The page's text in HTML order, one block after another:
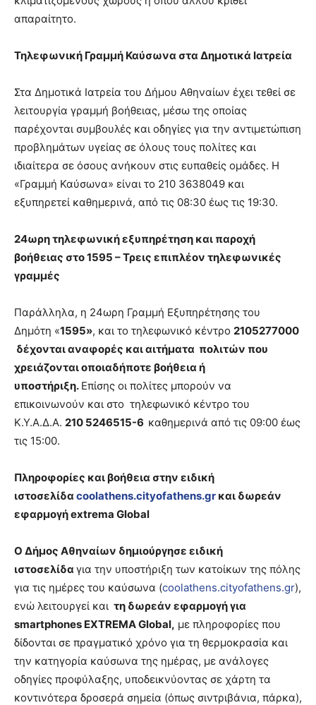
απαραίτητο.
Τηλεφωνική Γραμμή Καύσωνα στα Δημοτικά Ιατρεία
Στα Δημοτικά Ιατρεία του Δήμου Αθηναίων έχει τεθεί σε
λειτουργία γραμμή βοήθειας, μέσω της οποίας
παρέχονται συμβουλές και οδηγίες για την αντιμετώπιση
προβλημάτων υγείας σε όλους τους πολίτες και
ιδιαίτερα σε όσους ανήκουν στις ευπαθείς ομάδες. Η
«Γραμμή Καύσωνα» είναι το 210 3638049 και
εξυπηρετεί καθημερινά, από τις 08:30 έως τις 19:30.
24ωρη τηλεφωνική εξυπηρέτηση και παροχή
βοήθειας στο 1595 – Τρεις επιπλέον τηλεφωνικές
γραμμές
Παράλληλα, η 24ωρη Γραμμή Εξυπηρέτησης του
Δημότη «1595», και το τηλεφωνικό κέντρο 2105277000
δέχονται αναφορές και αιτήματα πολιτών που
χρειάζονται οποιαδήποτε βοήθεια ή
υποστήριξη. Επίσης οι πολίτες μπορούν να
επικοινωνούν και στο τηλεφωνικό κέντρο του
Κ.Υ.Α.Δ.Α. 210 5246515-6 καθημερινά από τις 09:00 έως
τις 15:00.
Πληροφορίες και βοήθεια στην ειδική
ιστοσελίδα coolathens.cityofathens.gr και δωρεάν
εφαρμογήextrema Global
Ο Δήμος Αθηναίων δημιούργησε ειδική
ιστοσελίδα για την υποστήριξη των κατοίκων της πόλης
για τις ημέρες του καύσωνα (coolathens.cityofathens.gr),
ενώ λειτουργεί και τη δωρεάν εφαρμογή για
smartphones EXTREMA Global, με πληροφορίες που
δίδονται σε πραγματικό χρόνο για τη θερμοκρασία και
την κατηγορία καύσωνα της ημέρας, με ανάλογες
οδηγίες προφύλαξης, υποδεικνύοντας σε χάρτη τα
κοντινότερα δροσερά σημεία (όπως σιντριβάνια, πάρκα),